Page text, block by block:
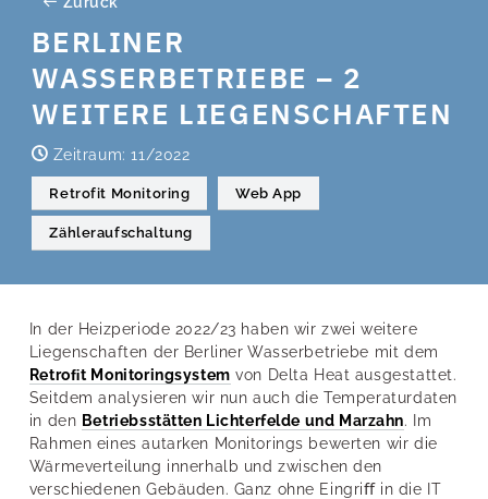
BERLINER
WASSERBETRIEBE – 2
WEITERE LIEGENSCHAFTEN
Zeitraum: 11/2022
Retrofit Monitoring Web App
Zähleraufschaltung
In der Heizperiode 2022/23 haben wir zwei weitere
Liegenschaften der Berliner Wasserbetriebe mit dem
Retroﬁt Monitoringsystem von Delta Heat ausgestattet.
Seitdem analysieren wir nun auch die Temperaturdaten
in den Betriebsstätten Lichterfelde und Marzahn. Im
Rahmen eines autarken Monitorings bewerten wir die
Wärmeverteilung innerhalb und zwischen den
verschiedenen Gebäuden. Ganz ohne Eingriﬀ in die IT